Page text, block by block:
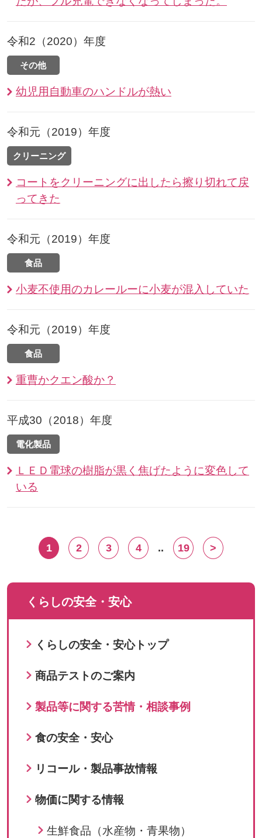
令和2（2020）年度
その他
幼児用自動車のハンドルが熱い
令和元（2019）年度
クリーニング
コートをクリーニングに出したら擦り切れて戻
ってきた
令和元（2019）年度
食品
小麦不使用のカレールーに小麦が混入していた
令和元（2019）年度
食品
重曹かクエン酸か？
平成30（2018）年度
電化製品
ＬＥＤ電球の樹脂が黒く焦げたように変色して
いる
1 2 3 4 .. 19 >
くらしの安全・安心
くらしの安全・安心トップ
商品テストのご案内
製品等に関する苦情・相談事例
食の安全・安心
リコール・製品事故情報
物価に関する情報
生鮮食品（水産物・青果物）